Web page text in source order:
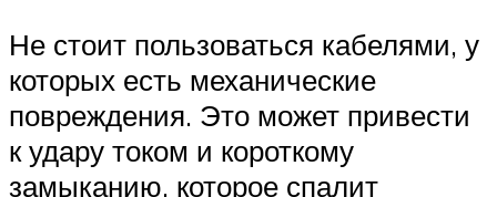
Не стоит пользоваться кабелями, у
которых есть механические
повреждения. Это может привести
к удару током и короткому
замыканию, которое спалит